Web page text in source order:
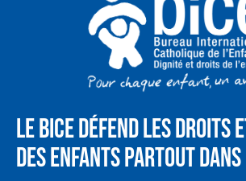
Le BICE défend les
des enfants partout dans